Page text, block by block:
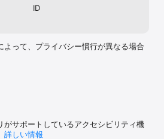
ID
よって、プライバシー慣行が異なる場合
がサポートしているアクセシビリティ機
詳しい情報